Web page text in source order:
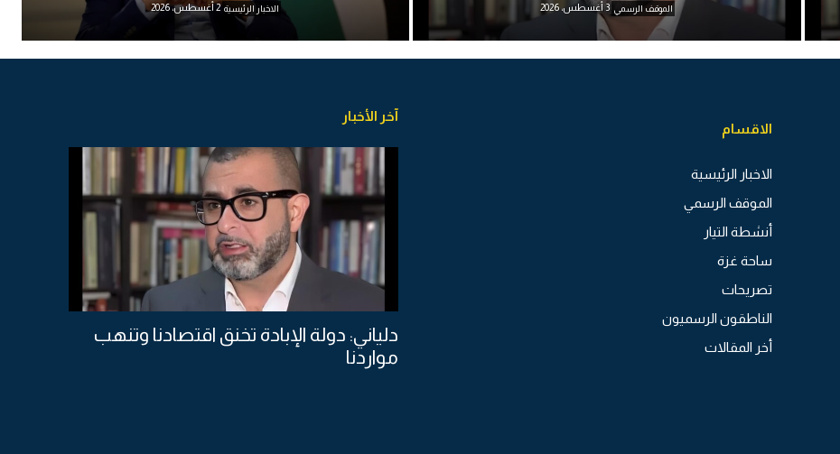
الموقف الرسمي 3 أغسطس، 2026 الاخبار الرئيسية 2 أغسطس، 2026
الاقسام
الاخبار الرئيسية
الموقف الرسمي
أنشطة التيار
ساحة غزة
تصريحات
الناطقون الرسميون
أخر المقالات
آخر الأخبار
دلياني: دولة الإبادة تخنق اقتصادنا وتنهب
مواردنا